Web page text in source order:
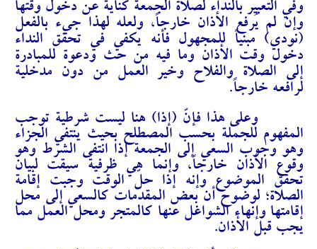
وفي التعبير بالنداء لصلاة الجمعة كناية عن دخول وقتها
وإن لم يُرفع الأذان خارجاً، ولعله لهذا جيء بالفعل
(نودي) مبنياً للمجهول فأنه يكفي في تحقق النداء
دخول وقت الأذان وما فيه من حث ودعوة للمبادرة
إلى الصلاة والفلاح وخير العمل من دون مدخلية
لرافعه خارجاً.
وعلى هذا فإنّ (إذا) هنا ليست شرطية توجب
المفهوم للجملة بحسب المصطلح بحيث ينتفي الجزاء
وهو وجوب السعي إلى الجمعة إذا انتفى الشرط وهو
وقوع الأذان خارجاً، وإنما هي ظرفية سيقت لبيان
تحقق الموضوع وإنه إذا حلّ الوقت وجبت إقامة
الصلاة؛ لوضوح أن بعض المقدمات كالسعي إلى محل
إقامتها وإنهاء الشواغل عنها كالمتجر ومحل العمل مما
يجب قبل الأذان.